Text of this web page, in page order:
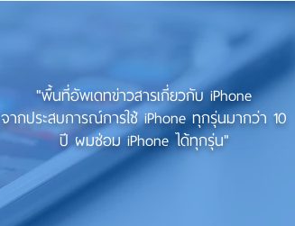
"พื้นที่อัพเดทข่าวสารเกี่ยวกับ iPhone
จากประสบการณ์การใช้ iPhone ทุกรุ่นมากว่า 10
ปี ผมซ่อม iPhone ได้ทุกรุ่น"